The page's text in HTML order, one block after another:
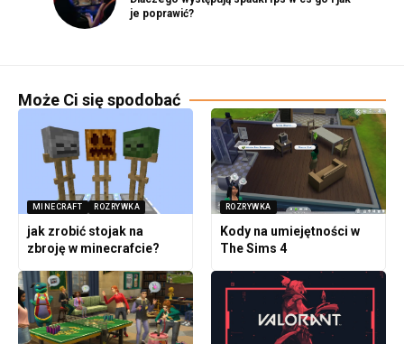
je poprawić?
Może Ci się spodobać
MINECRAFT ROZRYWKA
jak zrobić stojak na
zbroję w minecrafcie?
ROZRYWKA
Kody na umiejętności w
The Sims 4